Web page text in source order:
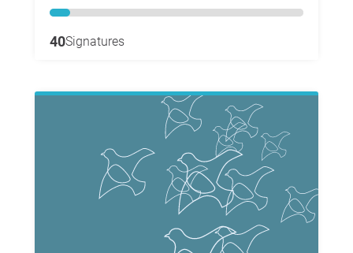
40Signatures